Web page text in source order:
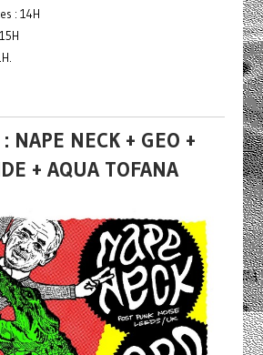
: 14H
NAPE NECK + GEO +
+ AQUA TOFANA